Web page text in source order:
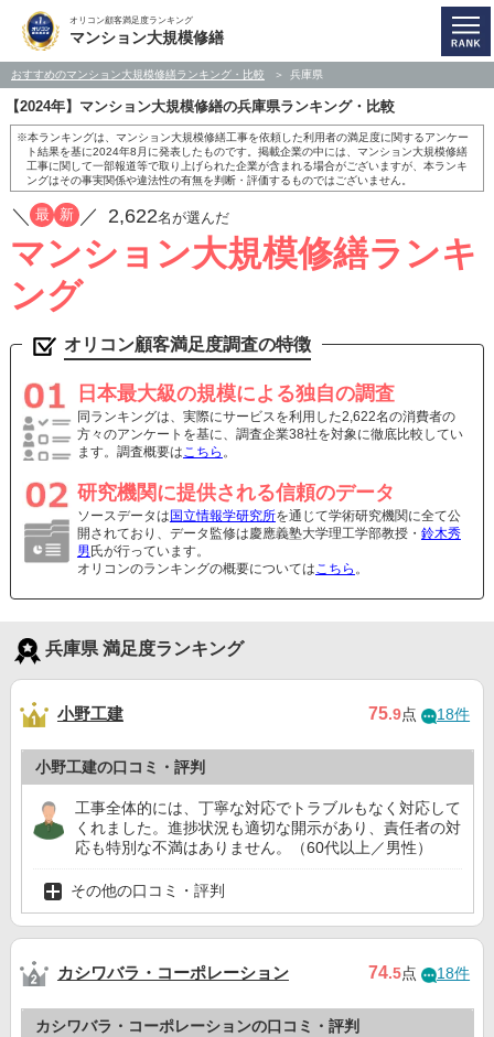
オリコン顧客満足度ランキング
マンション大規模修繕
おすすめのマンション大規模修繕ランキング・比較 兵庫県
【2024年】マンション大規模修繕の兵庫県ランキング・比較
※本ランキングは、マンション大規模修繕工事を依頼した利用者の満足度に関するアンケー
ト結果を基に2024年8月に発表したものです。掲載企業の中には、マンション大規模修繕
工事に関して一部報道等で取り上げられた企業が含まれる場合がございますが、本ランキ
ングはその事実関係や違法性の有無を判断・評価するものではございません。
／ 最 新 ／ 2,622名が選んだ
マンション大規模修繕ランキ
ング
オリコン顧客満足度調査の特徴
日本最大級の規模による独自の調査
同ランキングは、実際にサービスを利用した2,622名の消費者の
方々のアンケートを基に、調査企業38社を対象に徹底比較してい
ます。調査概要はこちら 。
研究機関に提供される信頼のデータ
ソースデータは 国立情報学研究所を通じて学術研究機関に全て公
開されており、データ監修は慶應義塾大学理工学部教授・ 鈴木秀
男 氏が行っています。
オリコンのランキングの概要についてはこちら 。
兵庫県 満足度ランキング
小野工建 75.9点 18件
小野工建の口コミ・評判
工事全体的には、丁寧な対応でトラブルもなく対応して
くれました。進捗状況も適切な開示があり、責任者の対
応も特別な不満はありません。（60代以上／男性）
その他の口コミ・評判
カシワバラ・コーポレーション 74.5点 18件
カシワバラ・コーポレーションの口コミ・評判